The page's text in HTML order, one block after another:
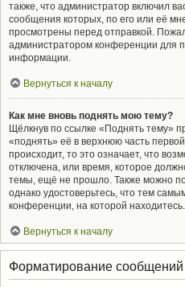
также, что администратор включил
сообщения которых, по его или её
просмотрены перед отправкой.
администратором конференции для
информации.
Вернуться к началу
Как мне вновь поднять мою тему?
Щёлкнув по ссылке «Поднять тему»
«поднять» её в верхнюю часть
происходит, то это означает, что
отключена, или время, которое
темы, ещё не прошло. Также можно
однако удостоверьтесь, что тем
конференции, на которой находитесь.
Вернуться к началу
Форматирование